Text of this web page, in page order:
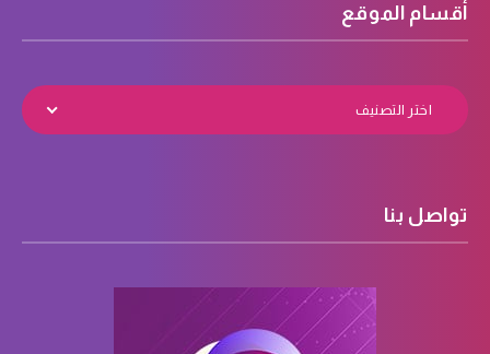
أقسام الموقع
اختر التصنيف
تواصل بنا